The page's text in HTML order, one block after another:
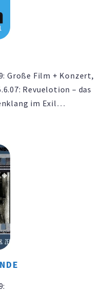
Große Film + Konzert,
Revuelotion – das
im Exil
Cameleon vom
&
Dohse & Gianni